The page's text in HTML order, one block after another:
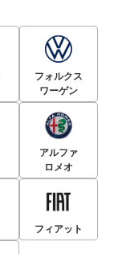
フォルクス
ワーゲン
アルファ
ロメオ
フィアット